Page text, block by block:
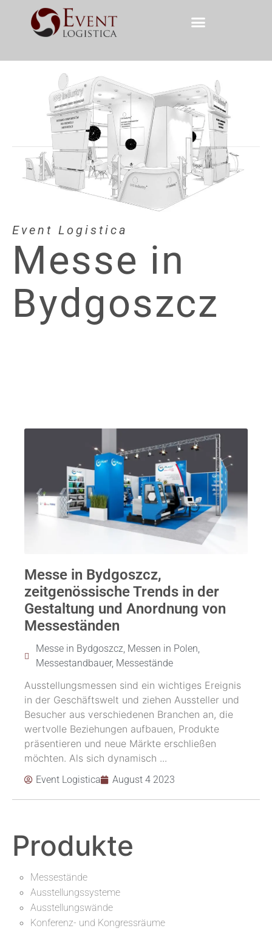
Event Logistica
Messe in
Bydgoszcz
Messe in Bydgoszcz,
zeitgenössische Trends in der
Gestaltung und Anordnung von
Messeständen
Messe in Bydgoszcz, Messen in Polen,
Messestandbauer, Messestände
Ausstellungsmessen sind ein wichtiges Ereignis
in der Geschäftswelt und ziehen Aussteller und
Besucher aus verschiedenen Branchen an, die
wertvolle Beziehungen aufbauen, Produkte
präsentieren und neue Märkte erschließen
möchten. Als sich dynamisch ...
Event Logistica August 4 2023
Produkte
Messestände
Ausstellungssysteme
Ausstellungswände
Konferenz- und Kongressräume